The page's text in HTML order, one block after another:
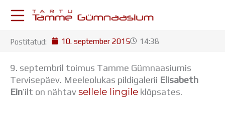
KESKKONNAD
Postkast
Drive
Postitatud: 10. september 2015 14:38
9. septembril toimus Tamme Gümnaasiumis
Tervisepäev. Meeleolukas pildigalerii Elisabeth
Ein’ilt on nähtavsellele lingile klõpsates.